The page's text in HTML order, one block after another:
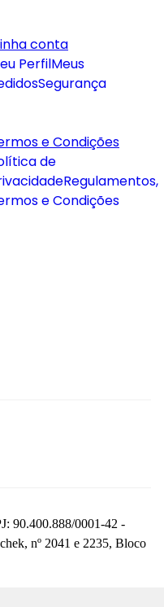
conta
PerfilMeus
Segurança
e Condições
de
Regulamentos,
e Condições
90.400.888/0001-42 -
nº 2041 e 2235, Bloco